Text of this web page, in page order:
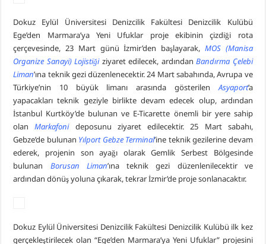
Dokuz Eylül Üniversitesi Denizcilik Fakültesi Denizcilik Kulübü
Ege’den Marmara’ya Yeni Ufuklar proje ekibinin çizdiği rota
çerçevesinde, 23 Mart günü İzmir’den başlayarak, MOS (Manisa
Organize Sanayi) Lojistiğiziyaret edilecek, ardındanBandırma Çelebi
Liman’ına teknik gezi düzenlenecektir. 24 Mart sabahında, Avrupa ve
Türkiye’nin 10 büyük limanı arasında gösterilen Asyaport’a
yapacakları teknik geziyle birlikte devam edecek olup, ardından
İstanbul Kurtköy’de bulunan ve E-Ticarette önemli bir yere sahip
olanMarkafonideposunu ziyaret edilecektir. 25 Mart sabahı,
Gebze’de bulunan Yılport Gebze Terminal’ine teknik gezilerine devam
ederek, projenin son ayağı olarak Gemlik Serbest Bölgesinde
bulunan Borusan Liman’ına teknik gezi düzenlenilecektir ve
ardından dönüş yoluna çıkarak, tekrar İzmir’de proje sonlanacaktır.
Dokuz Eylül Üniversitesi Denizcilik Fakültesi Denizcilik Kulübü ilk kez
gerçekleştirilecek olan “Ege’den Marmara’ya Yeni Ufuklar” projesini